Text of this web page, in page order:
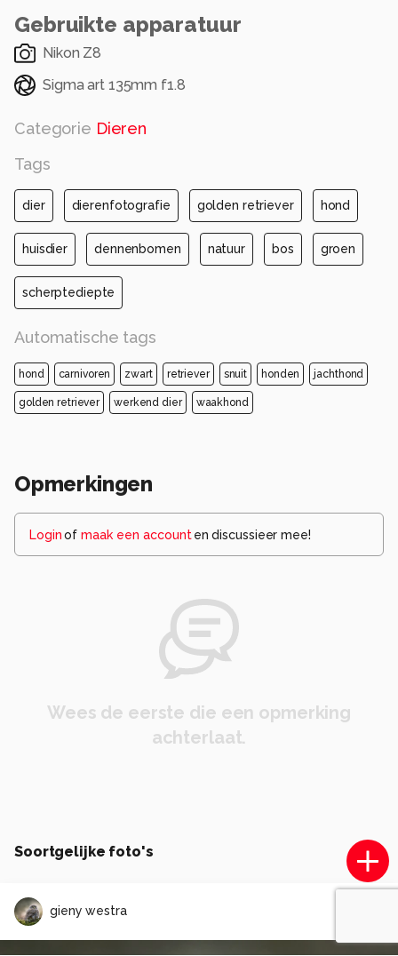
Gebruikte apparatuur
Nikon Z8
Sigma art 135mm f1.8
Categorie Dieren
Tags
dier dierenfotografie golden retriever hond
huisdier dennenbomen natuur bos groen
scherptediepte
Automatische tags
hond carnivoren zwart retriever snuit honden jachthond
golden retriever werkend dier waakhond
Opmerkingen
Loginof maak een account en discussieer mee!
Wees de eerste die een opmerking
achterlaat.
Soortgelijke foto's
gieny westra